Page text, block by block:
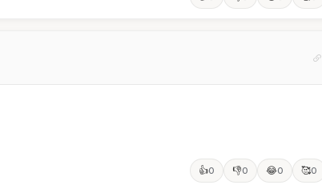
👍0 👎0 😂0 🥰0